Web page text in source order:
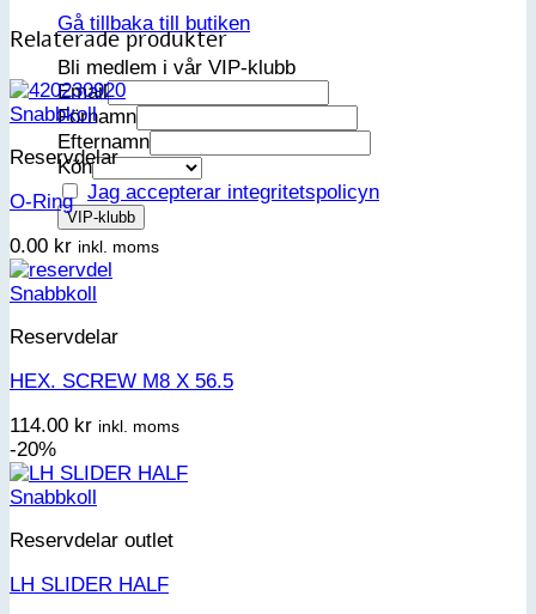
Gå tillbaka till butiken
Bli medlem i vår VIP-klubb
Email
Förnamn
Efternamn
Kön
Jag accepterar integritetspolicyn
Relaterade produkter
Snabbkoll
Reservdelar
O-Ring
0.00 kr inkl. moms
Snabbkoll
Reservdelar
HEX. SCREW M8 X 56.5
114.00 kr inkl. moms
-20%
Snabbkoll
Reservdelar outlet
LH SLIDER HALF